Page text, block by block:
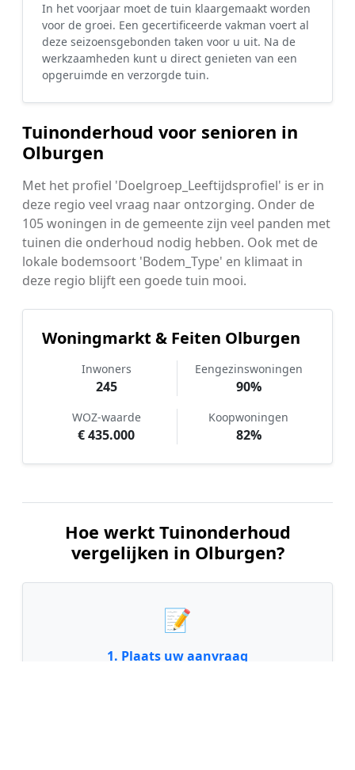
In het voorjaar moet de tuin klaargemaakt worden
voor de groei. Een gecertificeerde vakman voert al
deze seizoensgebonden taken voor u uit. Na de
werkzaamheden kunt u direct genieten van een
opgeruimde en verzorgde tuin.
Tuinonderhoud voor senioren in
Olburgen
Met het profiel 'Doelgroep_Leeftijdsprofiel' is er in
deze regio veel vraag naar ontzorging. Onder de
105 woningen in de gemeente zijn veel panden met
tuinen die onderhoud nodig hebben. Ook met de
lokale bodemsoort 'Bodem_Type' en klimaat in
deze regio blijft een goede tuin mooi.
Woningmarkt & Feiten Olburgen
Inwoners
245
Eengezinswoningen
90%
WOZ-waarde
€ 435.000
Koopwoningen
82%
Hoe werkt Tuinonderhoud
vergelijken in Olburgen?
📝
1. Plaats uw aanvraag